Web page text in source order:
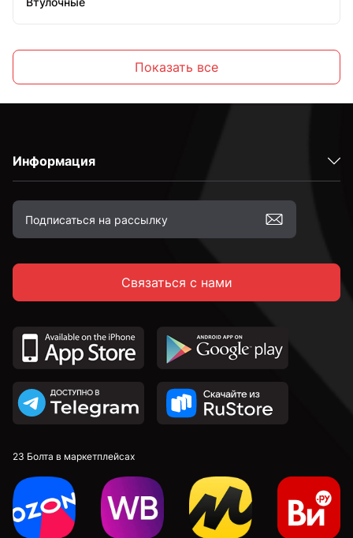
Оцинкованные
Желтый цинк
М8
М10
М12
М14
Показать все
Информация
Связаться с нами
23 Болта в маркетплейсах